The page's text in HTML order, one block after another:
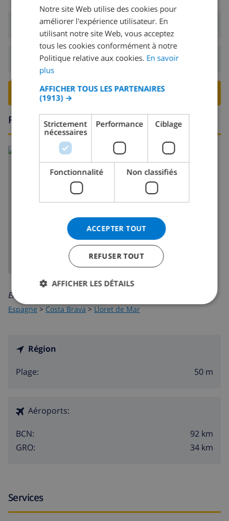
Arrivée:De 16:00 avant 19:00
Départ:Avant: 10:00
RESERVER CETTE VILLA ›
Région
AFFICHER LA CARTE
En savoir plus sur:
Espagne > Costa Brava > Lloret de Mar
Région
Plage: 50 m
Aéroports:
BCN:
92 km
GRO:
34 km
Services
DUTCH
SPANISH
GERMAN
DANISH
Notre site Web utilise des cookies pour
améliorer l'expérience utilisateur. En
utilisant notre site Web, vous acceptez
tous les cookies conformément à notre
Politique relative aux cookies. En savoir
plus
AFFICHER TOUS LES PARTENAIRES
(1913) →
Strictement
nécessaires
Performance Ciblage
Fonctionnalité Non classifiés
ACCEPTER TOUT
REFUSER TOUT
AFFICHER LES DÉTAILS